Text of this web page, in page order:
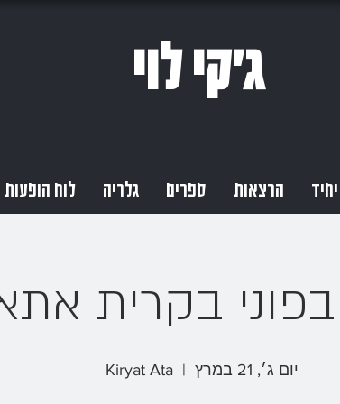
ג'קי לוי
הרצאות ספרים גלריה לוח הופעות
בקרית
יום ג׳, 21 במרץ
  |
Kiryat Ata